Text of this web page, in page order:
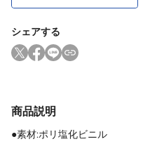
シェアする
商品説明
●素材:ポリ塩化ビニル